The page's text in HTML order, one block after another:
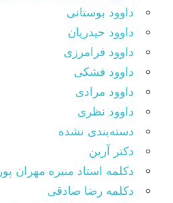
داوود بوستانی
داوود حیدریان
داوود فرامرزی
داوود فشکی
داوود مرادی
داوود نظری
دسته‌بندی نشده
دکتر آرین
دکلمه استاد منیره مهران پور
دکلمه رضا صادقی